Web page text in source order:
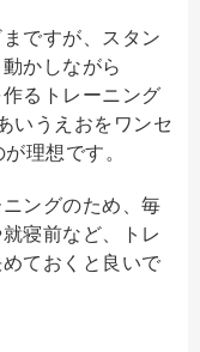
ですが、スタン
かしながら
るトレーニング
いうえおをワンセ
理想です。
ングのため、毎
寝前など、トレ
ておくと良いで